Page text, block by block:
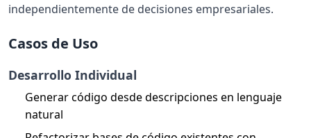
independientemente de decisiones empresariales.
Casos de Uso
Desarrollo Individual
Generar código desde descripciones en lenguaje
natural